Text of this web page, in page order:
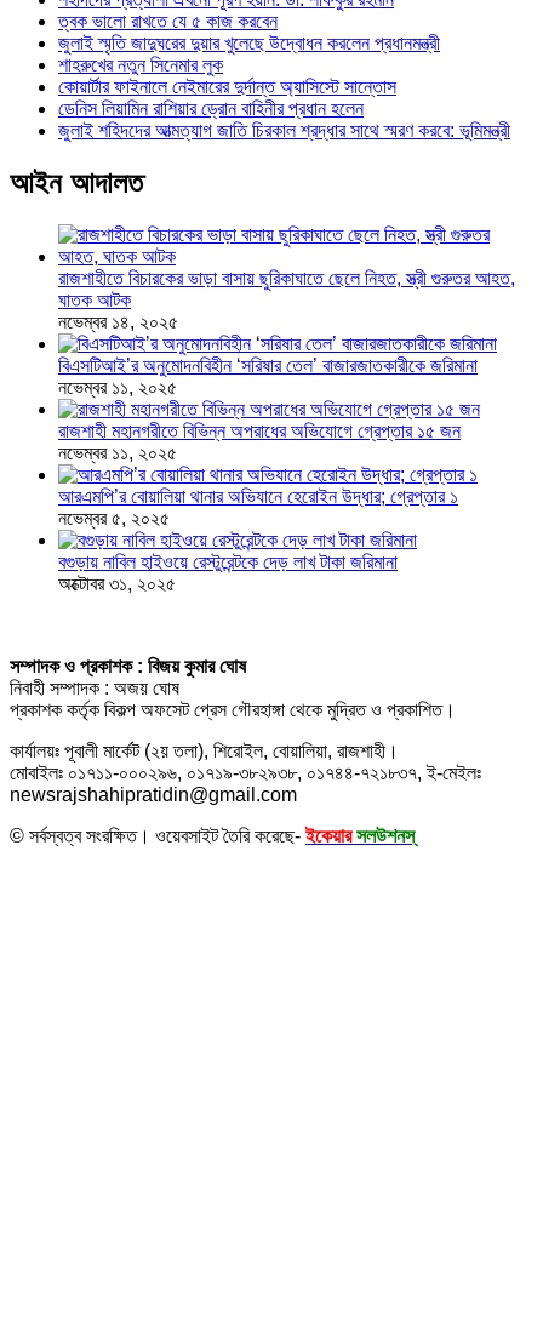
ত্বক ভালো রাখতে যে ৫ কাজ করবেন
জুলাই স্মৃতি জাদুঘরের দুয়ার খুলেছে উদ্বোধন করলেন প্রধানমন্ত্রী
শাহরুখের নতুন সিনেমার লুক
কোয়ার্টার ফাইনালে নেইমারের দুর্দান্ত অ্যাসিস্টে সান্তোস
ডেনিস লিয়ামিন রাশিয়ার ড্রোন বাহিনীর প্রধান হলেন
জুলাই শহিদদের আত্মত্যাগ জাতি চিরকাল শ্রদ্ধার সাথে স্মরণ করবে: ভূমিমন্ত্রী
আইন আদালত
রাজশাহীতে বিচারকের ভাড়া বাসায় ছুরিকাঘাতে ছেলে নিহত, স্ত্রী গুরুতর আহত,
ঘাতক আটক
নভেম্বর ১৪, ২০২৫
বিএসটিআই’র অনুমোদনবিহীন ‘সরিষার তেল’ বাজারজাতকারীকে জরিমানা
নভেম্বর ১১, ২০২৫
রাজশাহী মহানগরীতে বিভিন্ন অপরাধের অভিযোগে গ্রেপ্তার ১৫ জন
নভেম্বর ১১, ২০২৫
আরএমপি’র বোয়ালিয়া থানার অভিযানে হেরোইন উদ্ধার; গ্রেপ্তার ১
নভেম্বর ৫, ২০২৫
বগুড়ায় নাবিল হাইওয়ে রেস্টুরেন্টকে দেড় লাখ টাকা জরিমানা
অক্টোবর ৩১, ২০২৫
সম্পাদক ও প্রকাশক : বিজয় কুমার ঘোষ
নিবাহী সম্পাদক : অজয় ঘোষ
প্রকাশক কর্তৃক বিকল্প অফসেট প্রেস গৌরহাঙ্গা থেকে মুদ্রিত ও প্রকাশিত।
কার্যালয়ঃ পূবালী মার্কেট (২য় তলা), শিরোইল, বোয়ালিয়া, রাজশাহী।
মোবাইলঃ ০১৭১১-০০০২৯৬, ০১৭১৯-৩৮২৯৩৮, ০১৭৪৪-৭২১৮৩৭, ই-মেইলঃ
newsrajshahipratidin@gmail.com
© সর্বস্বত্ব সংরক্ষিত। ওয়েবসাইট তৈরি করেছে-ইকেয়ার সলউশনস্